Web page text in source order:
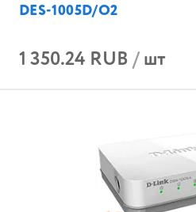
DES-1005D/O2
1 350.24 RUB/шт